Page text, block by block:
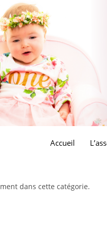
Accueil
dans cette catégorie.